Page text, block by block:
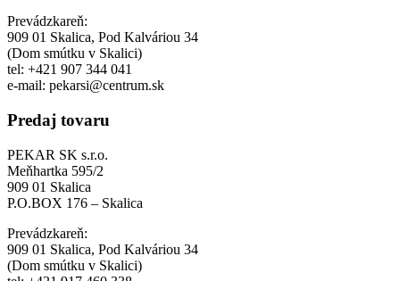
Prevádzkareň:
909 01 Skalica, Pod Kalváriou 34
(Dom smútku v Skalici)
tel: +421 907 344 041
e-mail: pekarsi@centrum.sk
Predaj tovaru
PEKAR SK s.r.o.
Meňhartka 595/2
909 01 Skalica
P.O.BOX 176 – Skalica
Prevádzkareň:
909 01 Skalica, Pod Kalváriou 34
(Dom smútku v Skalici)